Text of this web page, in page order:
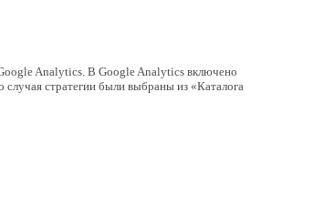
Analytics. В Google Analytics включено
стратегии были выбраны из «Каталога